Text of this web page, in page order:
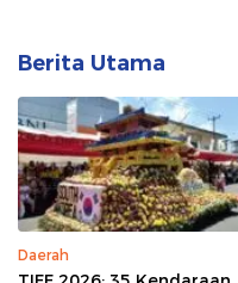
Berita Utama
Daerah